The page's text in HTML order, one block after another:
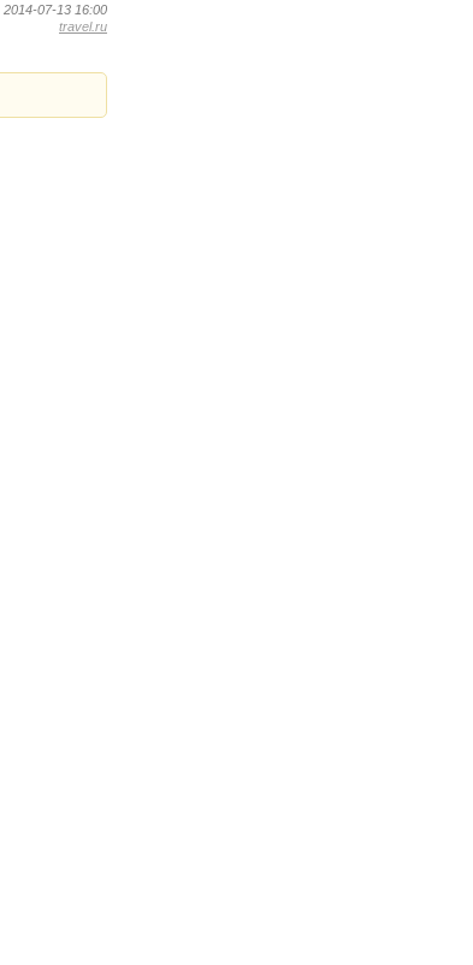
2014-07-13 16:00
travel.ru